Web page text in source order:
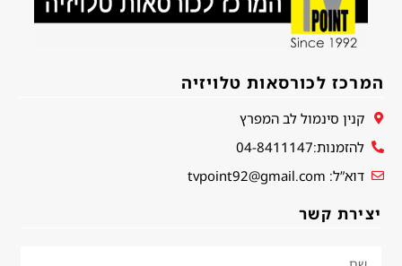
המרכז לכורסאות טלויזיה
קנין סינמול לב המפרץ
להזמנות:04-8411147
דוא”ל: tvpoint92@gmail.com
יצירת קשר